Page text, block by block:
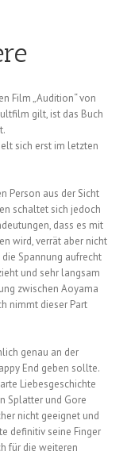
Film „Audition“ von
gilt, ist das Buch
sich erst im letzten
Person aus der Sicht
schaltet sich jedoch
dass es mit
wird, verrät aber nicht
Spannung aufrecht
und sehr langsam
zwischen Aoyama
nimmt dieser Part
genau an der
End geben sollte.
Liebesgeschichte
Splatter und Gore
nicht geeignet und
definitiv seine Finger
für die weiteren